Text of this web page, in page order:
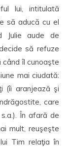
lui, intitulată
să aducă cu el
Julie aude de
să refuze
când îl cunoaşte
mai ciudată:
(îi aranjează şi
care
În afară de
mult, reuşeşte
Tim relaţia în